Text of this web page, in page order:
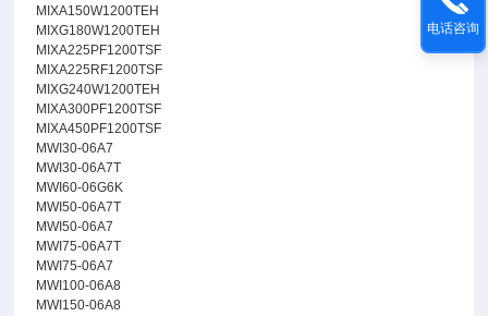
MIXA150W1200TEH
MIXG180W1200TEH
MIXA225PF1200TSF
MIXA225RF1200TSF
MIXG240W1200TEH
MIXA300PF1200TSF
MIXA450PF1200TSF
MWI30-06A7
MWI30-06A7T
MWI60-06G6K
MWI50-06A7T
MWI50-06A7
MWI75-06A7T
MWI75-06A7
MWI100-06A8
MWI150-06A8
电话咨询